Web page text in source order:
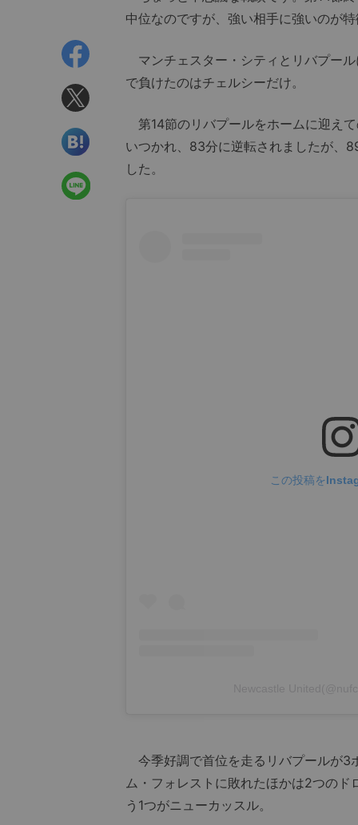
中位なのですが、強い相手に強いのが
マンチェスター・シティとリバプー
で負けたのはチェルシーだけ。
第14節のリバプールをホームに迎え
いつかれ、83分に逆転されましたが、
した。
この投稿を
今季好調で首位を走るリバプールが3
ム・フォレストに敗れたほかは2つの
う1つがニューカッスル。